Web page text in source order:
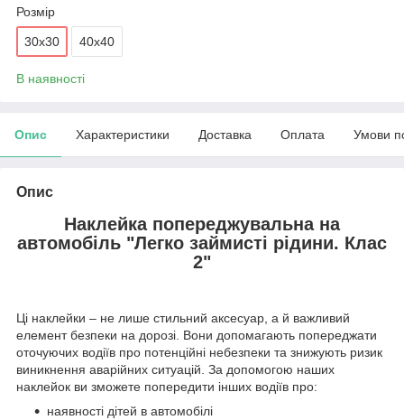
Розмір
30х30 40х40
В наявності
Опис Характеристики Доставка Оплата Умови
Опис
Наклейка попереджувальна на
автомобіль "Легко займисті рідини. Клас
2"
Ці наклейки – не лише стильний аксесуар, а й важливий
елемент безпеки на дорозі. Вони допомагають попереджати
оточуючих водіїв про потенційні небезпеки та знижують ризик
виникнення аварійних ситуацій. За допомогою наших
наклейок ви зможете попередити інших водіїв про:
наявності дітей в автомобілі